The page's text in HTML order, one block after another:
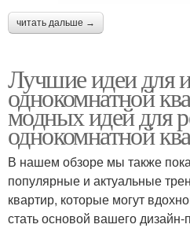
читать дальше →
Лучшие идеи для
однокомнатной
модных идей для
однокомнатной
В нашем обзоре мы также
популярные и актуальные
квартир, которые могут
стать основой вашего дизайн-